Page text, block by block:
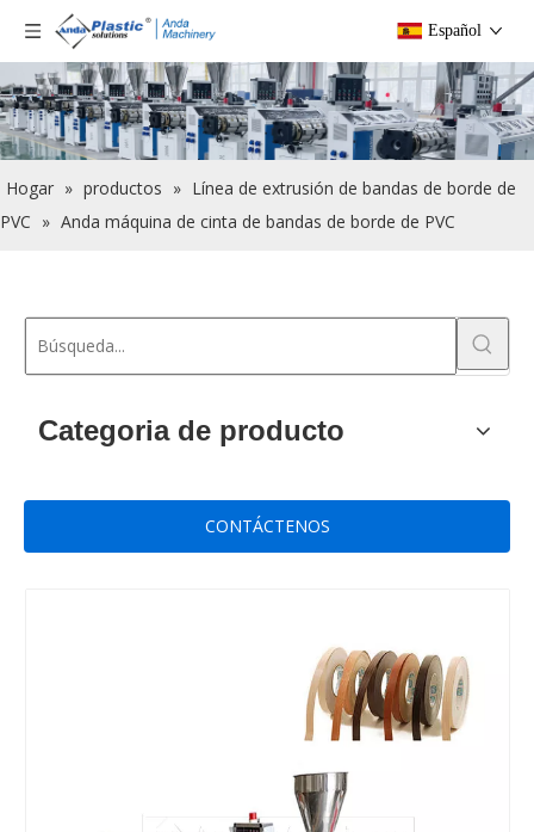
Español
Hogar » productos » Línea de extrusión de bandas de borde de
PVC » Anda máquina de cinta de bandas de borde de PVC
Categoria de producto
CONTÁCTENOS